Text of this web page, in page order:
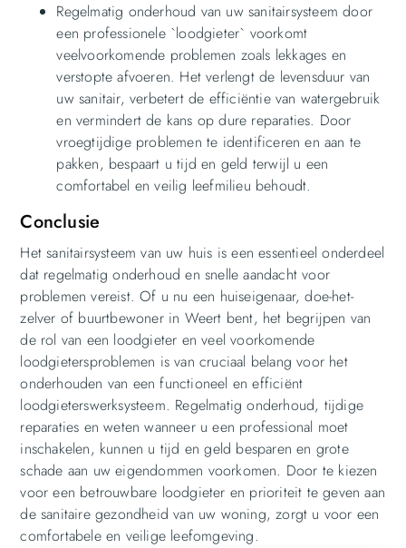
Regelmatig onderhoud van uw sanitairsysteem door
een professionele `loodgieter` voorkomt
veelvoorkomende problemen zoals lekkages en
verstopte afvoeren. Het verlengt de levensduur van
uw sanitair, verbetert de efficiëntie van watergebruik
en vermindert de kans op dure reparaties. Door
vroegtijdige problemen te identificeren en aan te
pakken, bespaart u tijd en geld terwijl u een
comfortabel en veilig leefmilieu behoudt.
Conclusie
Het sanitairsysteem van uw huis is een essentieel onderdeel
dat regelmatig onderhoud en snelle aandacht voor
problemen vereist. Of u nu een huiseigenaar, doe-het-
zelver of buurtbewoner in Weert bent, het begrijpen van
de rol van een loodgieter en veel voorkomende
loodgietersproblemen is van cruciaal belang voor het
onderhouden van een functioneel en efficiënt
loodgieterswerksysteem. Regelmatig onderhoud, tijdige
reparaties en weten wanneer u een professional moet
inschakelen, kunnen u tijd en geld besparen en grote
schade aan uw eigendommen voorkomen. Door te kiezen
voor een betrouwbare loodgieter en prioriteit te geven aan
de sanitaire gezondheid van uw woning, zorgt u voor een
comfortabele en veilige leefomgeving.